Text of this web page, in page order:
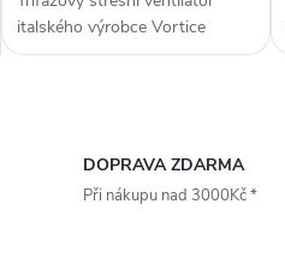
italského výrobce Vortice
Torrette TRT 70 E 4P s
průmyslových budov....
DOPRAVA ZDARMA
Při nákupu nad 3000Kč *